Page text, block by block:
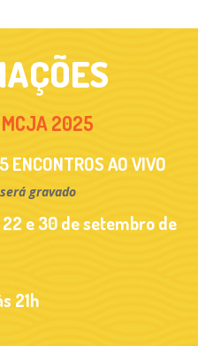
MCJA 2025
ENCONTROS AO VIVO
gravado
22 e 30 de setembro de
21h